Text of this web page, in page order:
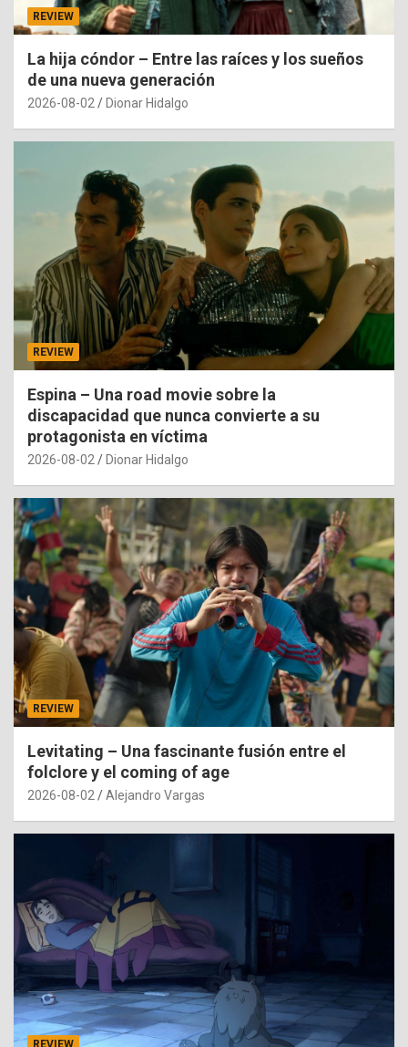
REVIEW
La hija cóndor – Entre las raíces y los sueños
de una nueva generación
2026-08-02 Dionar Hidalgo
REVIEW
Espina – Una road movie sobre la
discapacidad que nunca convierte a su
protagonista en víctima
2026-08-02 Dionar Hidalgo
REVIEW
Levitating – Una fascinante fusión entre el
folclore y el coming of age
2026-08-02 Alejandro Vargas
REVIEW